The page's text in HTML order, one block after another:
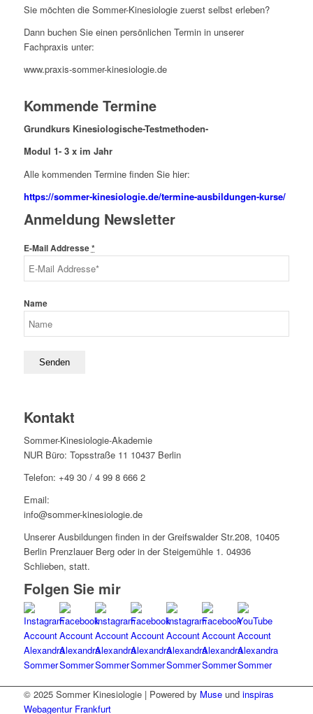
Sie möchten die Sommer-Kinesiologie zuerst selbst erleben?
Dann buchen Sie einen persönlichen Termin in unserer
Fachpraxis unter:
www.praxis-sommer-kinesiologie.de
Kommende Termine
Grundkurs Kinesiologische-Testmethoden-
Modul 1- 3 x im Jahr
Alle kommenden Termine finden Sie hier:
https://sommer-kinesiologie.de/termine-ausbildungen-kurse/
Anmeldung Newsletter
E-Mail Addresse*
Name
Kontakt
Sommer-Kinesiologie-Akademie
NUR Büro: Topsstraße 11 10437 Berlin
Telefon: +49 30 / 4 99 8 666 2
Email:
info@sommer-kinesiologie.de
Unserer Ausbildungen finden in der Greifswalder Str.208, 10405
Berlin Prenzlauer Berg oder in der Steigemühle 1. 04936
Schlieben, statt.
Folgen Sie mir
© 2025 Sommer Kinesiologie | Powered by Museund inspiras
Webagentur Frankfurt